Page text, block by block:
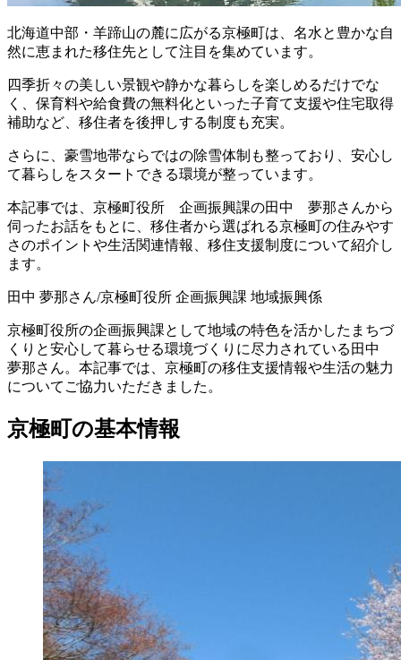
北海道中部・羊蹄山の麓に広がる京極町は、名水と豊かな自
然に恵まれた移住先として注目を集めています。
四季折々の美しい景観や静かな暮らしを楽しめるだけでな
く、保育料や給食費の無料化といった子育て支援や住宅取得
補助など、移住者を後押しする制度も充実。
さらに、豪雪地帯ならではの除雪体制も整っており、安心し
て暮らしをスタートできる環境が整っています。
本記事では、京極町役所 企画振興課の田中 夢那さんから
伺ったお話をもとに、移住者から選ばれる京極町の住みやす
さのポイントや生活関連情報、移住支援制度について紹介し
ます。
田中 夢那さん/京極町役所 企画振興課 地域振興係
京極町役所の企画振興課として地域の特色を活かしたまちづ
くりと安心して暮らせる環境づくりに尽力されている田中
夢那さん。本記事では、京極町の移住支援情報や生活の魅力
についてご協力いただきました。
京極町の基本情報